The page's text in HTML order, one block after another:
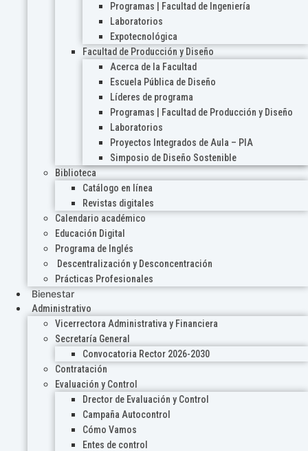
Programas | Facultad de Ingeniería
Laboratorios
Expotecnológica
Facultad de Producción y Diseño
Acerca de la Facultad
Escuela Pública de Diseño
Líderes de programa
Programas | Facultad de Producción y Diseño
Laboratorios
Proyectos Integrados de Aula – PIA
Simposio de Diseño Sostenible
Biblioteca
Catálogo en línea
Revistas digitales
Calendario académico
Educación Digital
Programa de Inglés
Descentralización y Desconcentración
Prácticas Profesionales
Bienestar
Administrativo
Vicerrectora Administrativa y Financiera
Secretaría General
Convocatoria Rector 2026-2030
Contratación
Evaluación y Control
Drector de Evaluación y Control
Campaña Autocontrol
Cómo Vamos
Entes de control